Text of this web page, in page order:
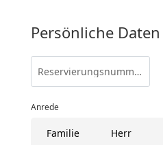
Persönliche Daten
Reservierungsnummer
Anrede
Familie Herr